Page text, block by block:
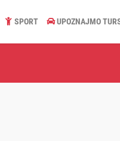
SPORT UPOZNAJMO